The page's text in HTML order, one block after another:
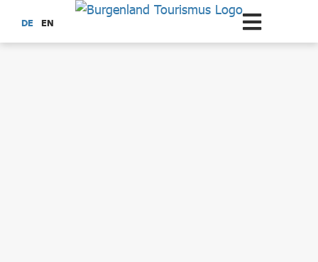
Zum Hauptinhalt springen
DE EN